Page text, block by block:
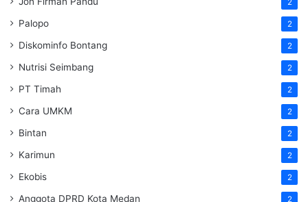
2
Palopo 2
Diskominfo Bontang 2
Nutrisi Seimbang 2
PT Timah 2
Cara UMKM 2
Bintan 2
Karimun 2
Ekobis 2
Anggota DPRD Kota Medan 2